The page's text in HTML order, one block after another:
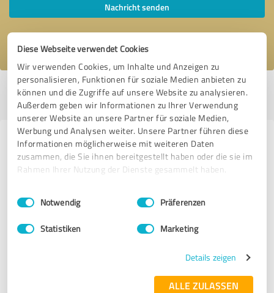
Diese Webseite verwendet Cookies
Wir verwenden Cookies, um Inhalte und Anzeigen zu
personalisieren, Funktionen für soziale Medien anbieten zu
können und die Zugriffe auf unsere Website zu analysieren.
Außerdem geben wir Informationen zu Ihrer Verwendung
unserer Website an unsere Partner für soziale Medien,
Werbung und Analysen weiter. Unsere Partner führen diese
Informationen möglicherweise mit weiteren Daten
zusammen, die Sie ihnen bereitgestellt haben oder die sie im
Rahmen Ihrer Nutzung der Dienste gesammelt haben.
Impressum Datenschutzbestimmungen
Einwilligungsauswahl
Notwendig Präferenzen
Statistiken Marketing
Details zeigen
ALLE ZULASSEN
Nachricht senden
Ich stimme den
Profil aktiv seit 04.11.2020 |Letzte Aktualisierung: 15.11.2023|Profil
melden
Erfahrungen zu weiteren
Anbietern aus dem Bereich
Meine Herzzeit by Bianka Roters